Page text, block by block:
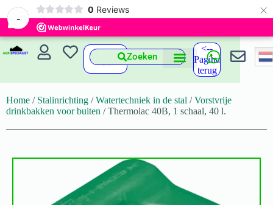
-
0 Reviews ×
Zoeken
<--
Pagina
terug
Home / Stalinrichting /Watertechniek in de stal /Vorstvrije
drinkbakken voor buiten / Thermolac 40B, 1 schaal, 40 l.